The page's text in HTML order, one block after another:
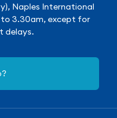
Naples International
to 3.30am, except for
delays.